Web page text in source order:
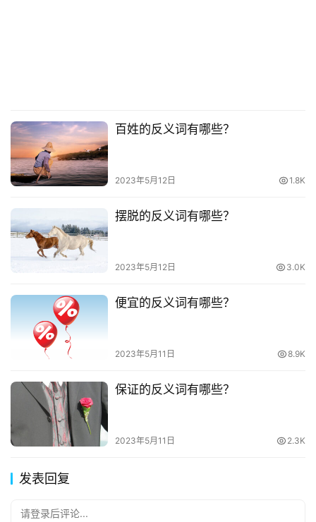
百姓的反义词有哪些？
2023年5月12日 1.8K
摆脱的反义词有哪些？
2023年5月12日 3.0K
便宜的反义词有哪些？
2023年5月11日 8.9K
保证的反义词有哪些？
2023年5月11日 2.3K
发表回复
请登录后评论...